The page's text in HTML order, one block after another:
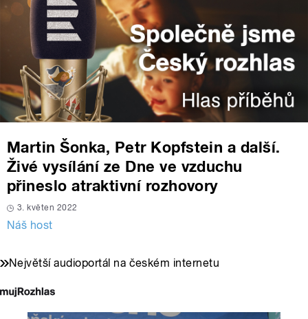
Martin Šonka, Petr Kopfstein a další.
Živé vysílání ze Dne ve vzduchu
přineslo atraktivní rozhovory
3. květen 2022
Náš host
Největší audioportál na českém internetu